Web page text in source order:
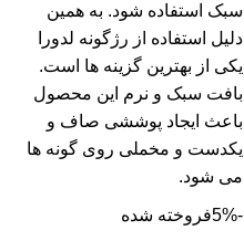
سبک استفاده شود. به همین
دلیل استفاده از رژگونه لدورا
یکی از بهترین گزینه ها است.
بافت سبک و نرم این محصول
باعث ایجاد پوششی صاف و
یکدست و مخملی روی گونه ها
می شود.
-5% فروخته شده